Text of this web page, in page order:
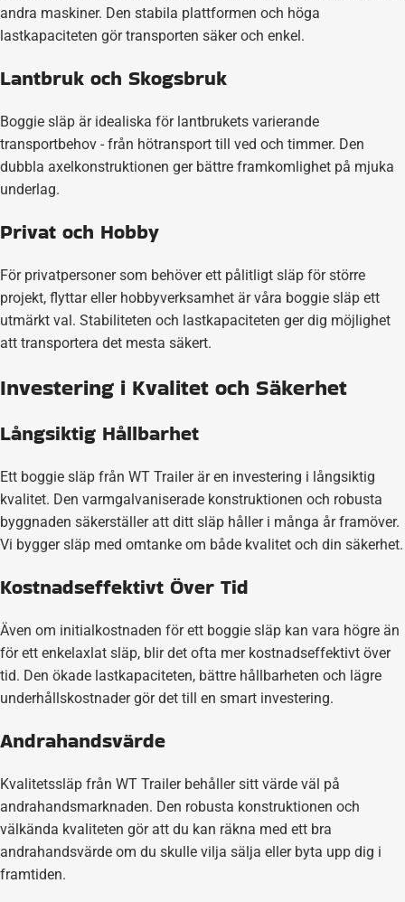
andra maskiner. Den stabila plattformen och höga
lastkapaciteten gör transporten säker och enkel.
Lantbruk och Skogsbruk
Boggie släp är idealiska för lantbrukets varierande
transportbehov - från hötransport till ved och timmer. Den
dubbla axelkonstruktionen ger bättre framkomlighet på mjuka
underlag.
Privat och Hobby
För privatpersoner som behöver ett pålitligt släp för större
projekt, flyttar eller hobbyverksamhet är våra boggie släp ett
utmärkt val. Stabiliteten och lastkapaciteten ger dig möjlighet
att transportera det mesta säkert.
Investering i Kvalitet och Säkerhet
Långsiktig Hållbarhet
Ett boggie släp från WT Trailer är en investering i långsiktig
kvalitet. Den varmgalvaniserade konstruktionen och robusta
byggnaden säkerställer att ditt släp håller i många år framöver.
Vi bygger släp med omtanke om både kvalitet och din säkerhet.
Kostnadseffektivt Över Tid
Även om initialkostnaden för ett boggie släp kan vara högre än
för ett enkelaxlat släp, blir det ofta mer kostnadseffektivt över
tid. Den ökade lastkapaciteten, bättre hållbarheten och lägre
underhållskostnader gör det till en smart investering.
Andrahandsvärde
Kvalitetssläp från WT Trailer behåller sitt värde väl på
andrahandsmarknaden. Den robusta konstruktionen och
välkända kvaliteten gör att du kan räkna med ett bra
andrahandsvärde om du skulle vilja sälja eller byta upp dig i
framtiden.